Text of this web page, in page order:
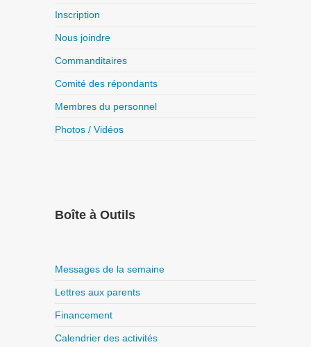
Inscription
Nous joindre
Commanditaires
Comité des répondants
Membres du personnel
Photos / Vidéos
Boîte à Outils
Messages de la semaine
Lettres aux parents
Financement
Calendrier des activités